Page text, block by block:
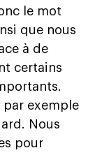
le mot
que nous
à de
certains
par exemple
Nous
pour